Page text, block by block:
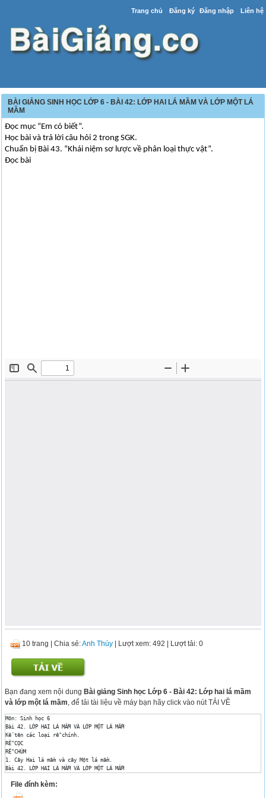
Trang chủ Đăng ký Đăng nhập Liên hệ
BÀI GIẢNG SINH HỌC LỚP 6 - BÀI 42: LỚP HAI LÁ MẦM VÀ LỚP MỘT LÁ
MẦM
Đọc mục “Em có biết”.
Học bài và trả lời câu hỏi 2 trong SGK.
Chuẩn bị Bài 43. “Khái niệm sơ lược về phân loại thực vật”.
Đọc bài
10 trang |Chia sẻ:Anh Thúy | Lượt xem: 492 | Lượt tải: 0
Bạn đang xem nội dungBài giảng Sinh học Lớp 6 - Bài 42: Lớp hai lá mầm
và lớp một lá mầm , để tải tài liệu về máy bạn hãy click vào nút TẢI VỀ
Môn: Sinh học 6
Bài 42. LỚP HAI LÁ MẦM VÀ LỚP MỘT LÁ MẦM
Kể tên các loại rễ chính.
RỄ CỌC
RỄ CHÙM
1. Cây Hai lá mầm và cây Một lá mầm.
Bài 42. LỚP HAI LÁ MẦM VÀ LỚP MỘT LÁ MẦM
THÂN GỖ
THÂN CỎ
File đính kèm: